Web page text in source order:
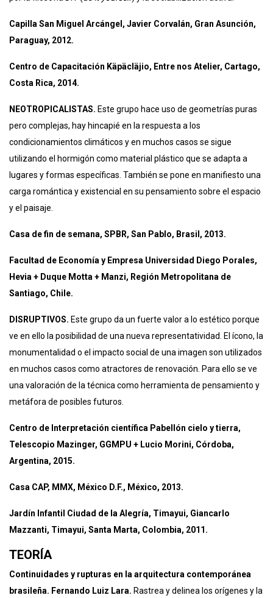
Capilla San Miguel Arcángel, Javier Corvalán, Gran Asunción,
Paraguay, 2012.
Centro de Capacitación Käpäcläjio, Entre nos Atelier, Cartago,
Costa Rica, 2014.
NEOTROPICALISTAS. Este grupo hace uso de geometrías puras
pero complejas, hay hincapié en la respuesta a los
condicionamientos climáticos y en muchos casos se sigue
utilizando el hormigón como material plástico que se adapta a
lugares y formas específicas. También se pone en manifiesto una
carga romántica y existencial en su pensamiento sobre el espacio
y el paisaje.
Casa de fin de semana, SPBR, San Pablo, Brasil, 2013.
Facultad de Economía y Empresa Universidad Diego Porales,
Hevia + Duque Motta + Manzi, Región Metropolitana de
Santiago, Chile.
DISRUPTIVOS. Este grupo da un fuerte valor a lo estético porque
ve en ello la posibilidad de una nueva representatividad. El ícono, la
monumentalidad o el impacto social de una imagen son utilizados
en muchos casos como atractores de renovación. Para ello se ve
una valoración de la técnica como herramienta de pensamiento y
metáfora de posibles futuros.
Centro de Interpretación científica Pabellón cielo y tierra,
Telescopio Mazinger, GGMPU + Lucio Morini, Córdoba,
Argentina, 2015.
Casa CAP, MMX, México D.F., México, 2013.
Jardín Infantil Ciudad de la Alegría, Timayui, Giancarlo
Mazzanti, Timayui, Santa Marta, Colombia, 2011.
TEORÍA
Continuidades y rupturas en la arquitectura contemporánea
brasileña. Fernando Luiz Lara. Rastrea y delinea los orígenes y la